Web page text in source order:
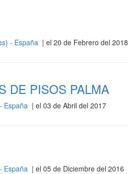
- España | el 20 de Febrero del 2018
DE PISOS PALMA
España | el 03 de Abril del 2017
España | el 05 de Diciembre del 2016